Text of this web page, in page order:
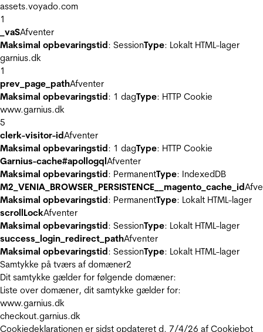
assets.voyado.com
1
_vaSAfventer
Maksimal opbevaringstid: SessionType: Lokalt HTML-lager
garnius.dk
1
prev_page_pathAfventer
Maksimal opbevaringstid: 1 dagType: HTTP Cookie
www.garnius.dk
5
clerk-visitor-idAfventer
Maksimal opbevaringstid: 1 dagType: HTTP Cookie
Garnius-cache#apollogqlAfventer
Maksimal opbevaringstid: PermanentType: IndexedDB
M2_VENIA_BROWSER_PERSISTENCE__magento_cache_id
Maksimal opbevaringstid: PermanentType: Lokalt HTML-lager
scrollLockAfventer
Maksimal opbevaringstid: SessionType: Lokalt HTML-lager
success_login_redirect_pathAfventer
Maksimal opbevaringstid: SessionType: Lokalt HTML-lager
Samtykke på tværs af domæner2
Dit samtykke gælder for følgende domæner:
Liste over domæner, dit samtykke gælder for:
www.garnius.dk
checkout.garnius.dk
Cookiedeklarationen er sidst opdateret d. 7/4/26 af Cookiebot